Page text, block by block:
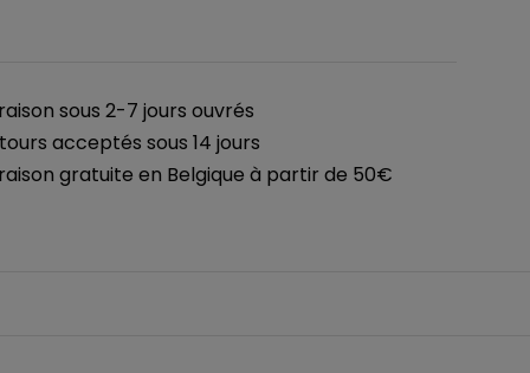
sous 2-7 jours ouvrés
acceptés sous 14 jours
gratuite en Belgique à partir de 50€